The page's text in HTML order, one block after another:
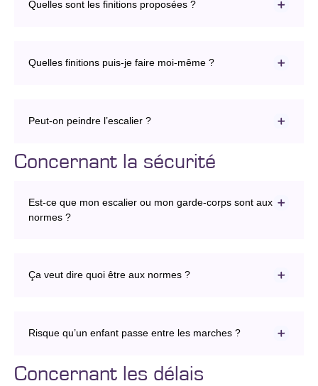
Quelles sont les finitions proposées ?
Quelles finitions puis-je faire moi-même ?
Peut-on peindre l’escalier ?
Concernant la sécurité
Est-ce que mon escalier ou mon garde-corps sont aux
normes ?
Ça veut dire quoi être aux normes ?
Risque qu’un enfant passe entre les marches ?
Concernant les délais